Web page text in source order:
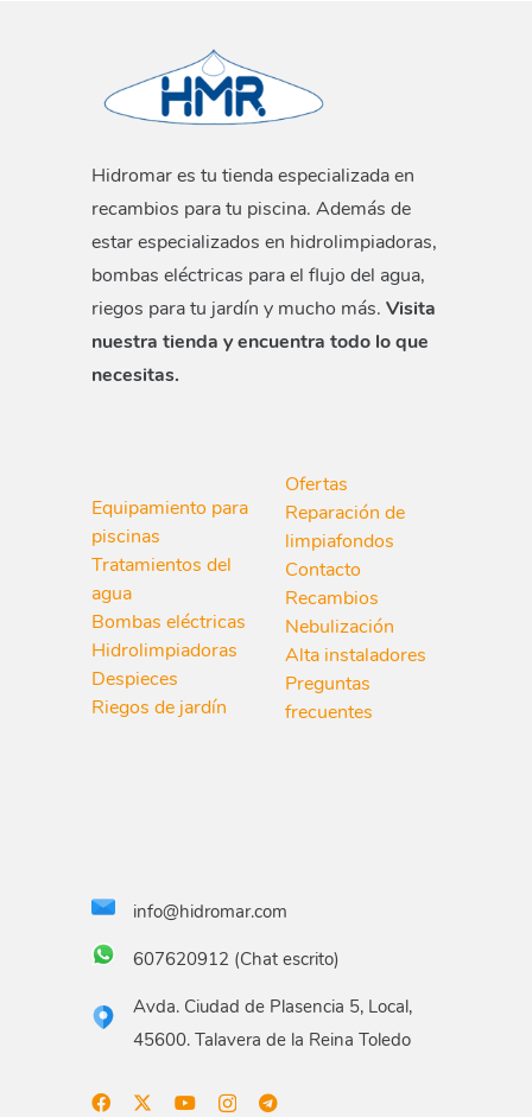
Hidromar es tu tienda especializada en
recambios para tu piscina. Además de
estar especializados en hidrolimpiadoras,
bombas eléctricas para el flujo del agua,
riegos para tu jardín y mucho más. Visita
nuestra tienda y encuentra todo lo que
necesitas.
Equipamiento para
piscinas
Tratamientos del
agua
Bombas eléctricas
Hidrolimpiadoras
Despieces
Riegos de jardín
Ofertas
Reparación de
limpiafondos
Contacto
Recambios
Nebulización
Alta instaladores
Preguntas
frecuentes
info@hidromar.com
607620912 (Chat escrito)
Avda. Ciudad de Plasencia 5, Local,
45600. Talavera de la Reina Toledo